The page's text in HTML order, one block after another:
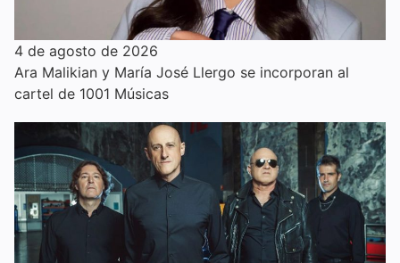
4 de agosto de 2026
Ara Malikian y María José Llergo se incorporan al
cartel de 1001 Músicas